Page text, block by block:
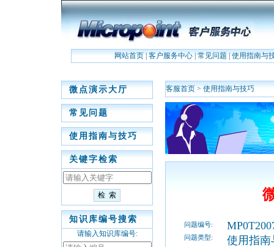
网站首页| 客户服务中心| 常见问题 使用指南与
微点演示大厅
常见问题
使用指南与技巧
关键字检索
知识库编号搜索
请输入知识库编号:
客服首页 > 使用指南与技巧
问题编号:
问题类型: 使用指南